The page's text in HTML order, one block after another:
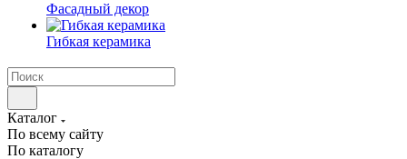
Фасадный декор
Гибкая керамика
Каталог
По всему сайту
По каталогу